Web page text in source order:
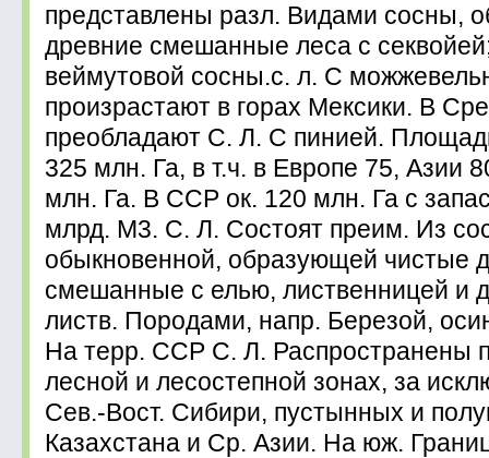
представлены разл. Видами сосны,
древние смешанные леса с
веймутовой сосны.с. л. С
произрастают в горах Мексики. В
преобладают С. Л. С пинией.
325 млн. Га, в т.ч. в Европе 75, Азии
млн. Га. В ССР ок. 120 млн. Га с
млрд. М3. С. Л. Состоят преим. Из
обыкновенной, образующей чистые
смешанные с елью, лиственницей и
листв. Породами, напр. Березой,
На терр. ССР С. Л. Распространены
лесной и лесостепной зонах, за
Сев.-Вост. Сибири, пустынных и
Казахстана и Ср. Азии. На юж.